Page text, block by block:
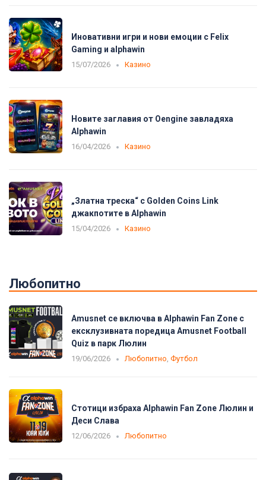
Иновативни игри и нови емоции с Felix
Gaming и alphawin
15/07/2026 Казино
Новите заглавия от Oengine завладяха
Alphawin
16/04/2026 Казино
„Златна треска“ с Golden Coins Link
джакпотите в Alphawin
15/04/2026 Казино
Любопитно
Amusnet се включва в Alphawin Fan Zone с
ексклузивната поредица Amusnet Football
Quiz в парк Люлин
19/06/2026 Любопитно Футбол
Стотици избраха Alphawin Fan Zone Люлин и
Деси Слава
12/06/2026 Любопитно